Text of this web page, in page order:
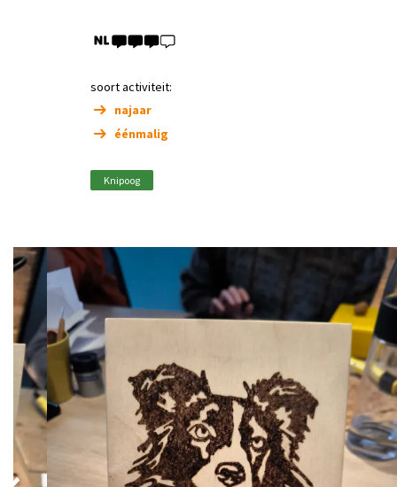
soort activiteit:
najaar
éénmalig
Knipoog
Overslaan